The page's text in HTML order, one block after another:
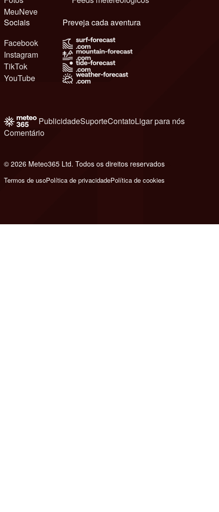
MeuNeve
Sociais
Facebook
Instagram
TikTok
YouTube
Preveja cada aventura
PublicidadeSuporteContatoLigar para nós
Comentário
© 2026 Meteo365 Ltd. Todos os direitos reservados
Termos de usoPolítica de privacidadePolítica de cookies